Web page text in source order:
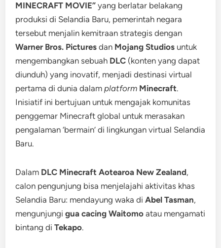
MINECRAFT MOVIE” yang berlatar belakang
produksi di Selandia Baru, pemerintah negara
tersebut menjalin kemitraan strategis dengan
Warner Bros. Pictures dan Mojang Studios untuk
mengembangkan sebuah DLC (konten yang dapat
diunduh) yang inovatif, menjadi destinasi virtual
pertama di dunia dalam platform Minecraft.
Inisiatif ini bertujuan untuk mengajak komunitas
penggemar Minecraft global untuk merasakan
pengalaman ‘bermain’ di lingkungan virtual Selandia
Baru.
Dalam DLC Minecraft Aotearoa New Zealand,
calon pengunjung bisa menjelajahi aktivitas khas
Selandia Baru: mendayung waka diAbel Tasman,
mengunjungigua cacing Waitomoatau mengamati
bintang diTekapo.